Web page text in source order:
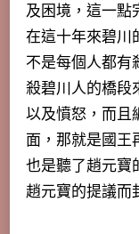
及困境，這一點
在這十年來碧川
不是每個人都有
殺碧川人的橋段
以及憤怒，而且
面，那就是國王
也是聽了趙元寶
趙元寶的提議而